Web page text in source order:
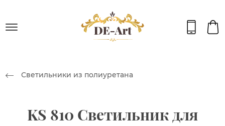
Светильники из полиуретана
KS 810 Светильник для